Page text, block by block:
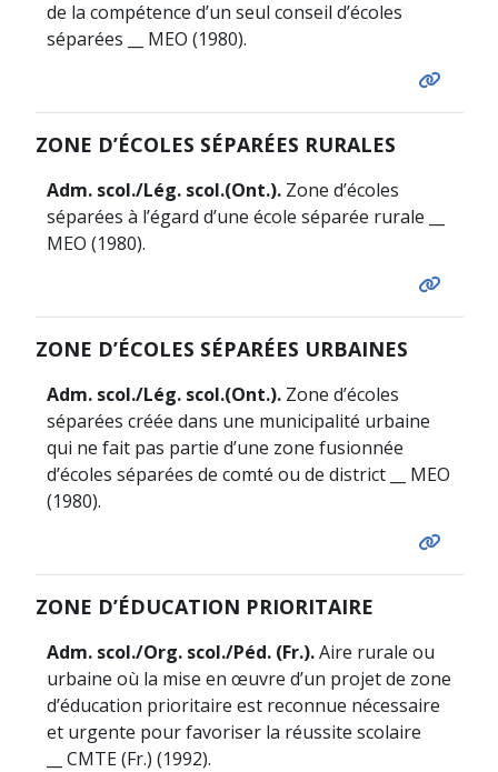
de la compétence d’un seul conseil d’écoles
séparées __ MEO (1980).
ZONE D’ÉCOLES SÉPARÉES RURALES
Adm. scol./Lég. scol.(Ont.). Zone d’écoles
séparées à l’égard d’une école séparée rurale __
MEO (1980).
ZONE D’ÉCOLES SÉPARÉES URBAINES
Adm. scol./Lég. scol.(Ont.). Zone d’écoles
séparées créée dans une municipalité urbaine
qui ne fait pas partie d’une zone fusionnée
d’écoles séparées de comté ou de district __ MEO
(1980).
ZONE D’ÉDUCATION PRIORITAIRE
Adm. scol./Org. scol./Péd. (Fr.).Aire rurale ou
urbaine où la mise en œuvre d’un projet de zone
d’éducation prioritaire est reconnue nécessaire
et urgente pour favoriser la réussite scolaire
__ CMTE (Fr.) (1992).